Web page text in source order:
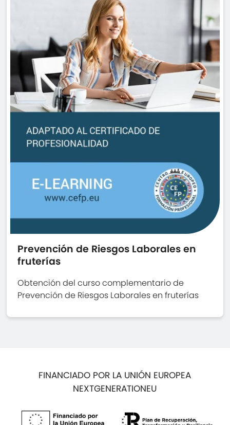
Prevención de Riesgos Laborales en
fruterías
Obtención del curso complementario de
Prevención de Riesgos Laborales en fruterías
FINANCIADO POR LA UNIÓN EUROPEA
NEXTGENERATIONEU